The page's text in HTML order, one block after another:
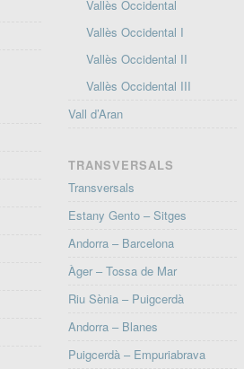
Vallès Occidental
Vallès Occidental I
Vallès Occidental II
Vallès Occidental III
Vall d’Aran
TRANSVERSALS
Transversals
Estany Gento – Sitges
Andorra – Barcelona
Àger – Tossa de Mar
Riu Sènia – Puigcerdà
Andorra – Blanes
Puigcerdà – Empuriabrava